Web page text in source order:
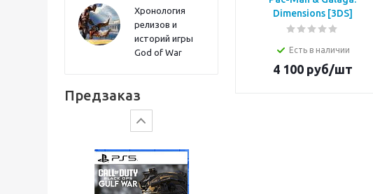
Хронология
релизов и
историй игры
God of War
Предзаказ
Dimensions [3DS]
Есть в наличии
4 100руб/шт